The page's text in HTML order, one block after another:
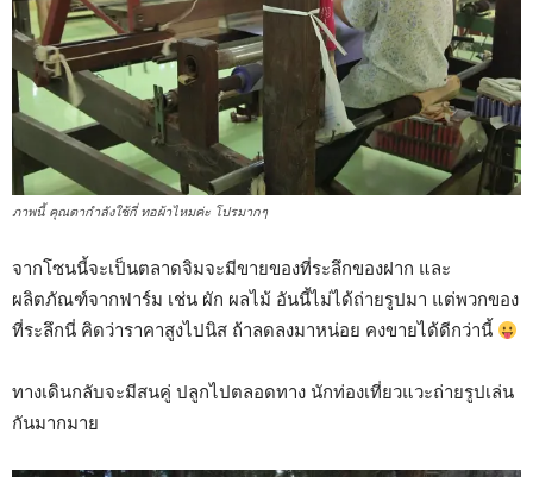
ภาพนี้ คุณตากำลังใช้กี่ ทอผ้าไหมค่ะ โปรมากๆ
จากโซนนี้จะเป็นตลาดจิมจะมีขายของที่ระลึกของฝาก และ
ผลิตภัณฑ์จากฟาร์ม เช่น ผัก ผลไม้ อันนี้ไม่ได้ถ่ายรูปมา แต่พวกของ
ที่ระลึกนี่ คิดว่าราคาสูงไปนิส ถ้าลดลงมาหน่อย คงขายได้ดีกว่านี้
ทางเดินกลับจะมีสนคู่ ปลูกไปตลอดทาง นักท่องเที่ยวแวะถ่ายรูปเล่น
กันมากมาย